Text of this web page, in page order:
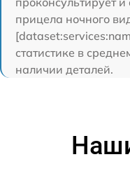
прицела ночного
статистике в
наличии деталей.